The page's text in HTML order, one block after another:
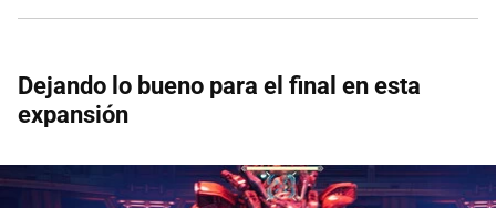
Dejando lo bueno para el final en esta
expansión